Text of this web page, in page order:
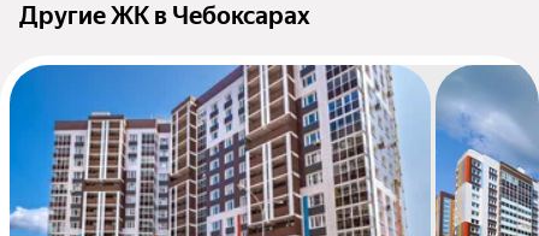
Другие ЖК в Чебоксарах